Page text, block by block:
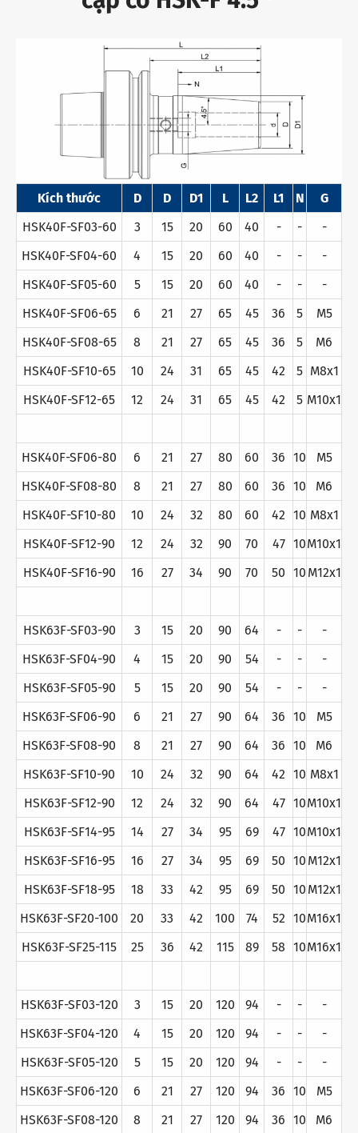
Kích thước D D D1 L L2 L1 N
G
HSK40F-SF03-60
3 15 20 60 40 - -
-
HSK40F-SF04-60
4 15 20 60 40 - -
-
HSK40F-SF05-60
5 15 20 60 40 - -
-
HSK40F-SF06-65
6 21 27 65 45 36 5
M5
HSK40F-SF08-65
8 21 27 65 45 36 5
M6
HSK40F-SF10-65
10 24 31 65 45 42 5 M8x1
HSK40F-SF12-65
12 24 31 65 45 42 5 M10x1
HSK40F-SF06-80 6 21 27 80 60 36 10
M5
HSK40F-SF08-80
8 21 27 80 60 36 10
M6
HSK40F-SF10-80
10 24 32 80 60 42 10 M8x1
HSK40F-SF12-90
12 24 32 90 70 47 10M10x1
HSK40F-SF16-90
16 27 34 90 70 50 10 M12x1
HSK63F-SF03-90 3 15 20 90 64 - -
-
HSK63F-SF04-90
4 15 20 90 54 - -
-
HSK63F-SF05-90
5 15 20 90 54 - -
-
HSK63F-SF06-90
6 21 27 90 64 36 10
M5
HSK63F-SF08-90
8 21 27 90 64 36 10
M6
HSK63F-SF10-90
10 24 32 90 64 42 10 M8x1
HSK63F-SF12-90
12 24 32 90 64 47 10M10x1
HSK63F-SF14-95
14 27 34 95 69 47 10M10x1
HSK63F-SF16-95
16 27 34 95 69 50 10 M12x1
HSK63F-SF18-95
18 33 42 95 69 50 10 M12x1
HSK63F-SF20-100
20 33 42 100 74 52 10M16x1
HSK63F-SF25-115
25 36 42 115 89 58 10M16x1
HSK63F-SF03-120 3 15 20 120 94 - -
-
HSK63F-SF04-120
4 15 20 120 94 - -
-
HSK63F-SF05-120
5 15 20 120 94 - -
-
HSK63F-SF06-120
6 21 27 120 94 36 10
M5
HSK63F-SF08-120
8 21 27 120 94 36 10 M6